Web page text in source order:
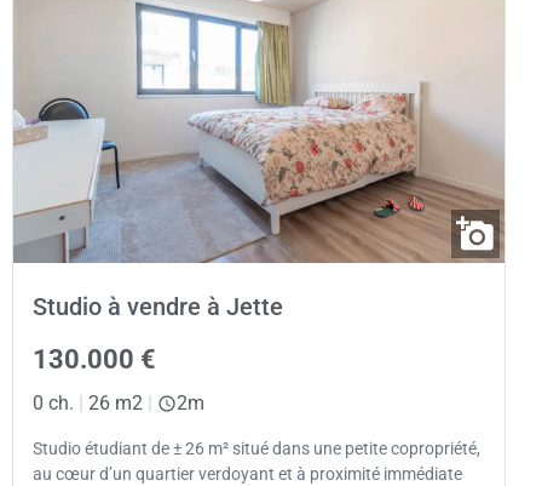
Studio à vendre à Jette
130.000 €
0 ch. 26 m2 2m
Studio étudiant de ± 26 m² situé dans une petite copropriété,
au cœur d’un quartier verdoyant et à proximité immédiate